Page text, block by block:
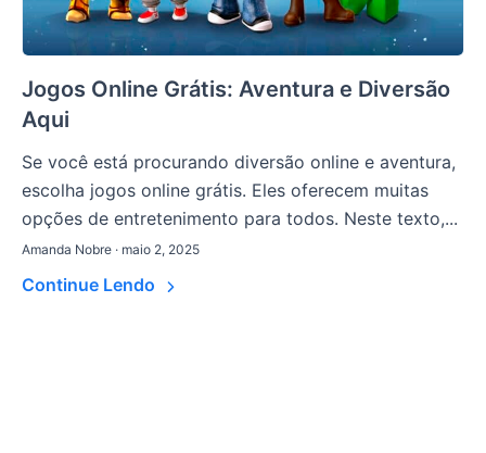
Jogos Online Grátis: Aventura e Diversão
Aqui
Se você está procurando diversão online e aventura,
escolha jogos online grátis. Eles oferecem muitas
opções de entretenimento para todos. Neste texto,...
Amanda Nobre · maio 2, 2025
Continue Lendo